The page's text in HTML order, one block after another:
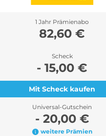
1 Jahr Prämienabo
82,60 €
Scheck
- 15,00 €
Mit Scheck kaufen
Universal-Gutschein
- 20,00 €
weitere Prämien